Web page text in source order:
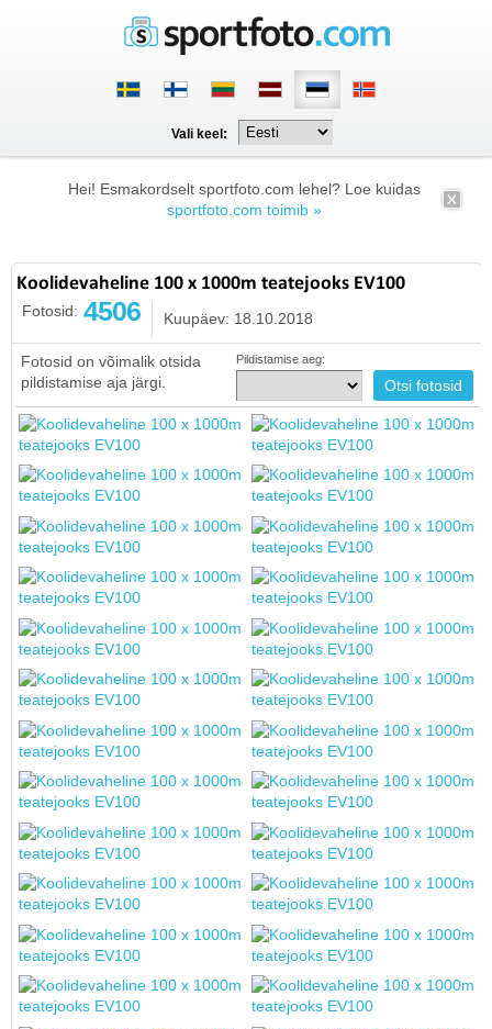
Vali keel:
Hei! Esmakordselt sportfoto.com lehel? Loe kuidas
sportfoto.com toimib »
Koolidevaheline 100 x 1000m teatejooks EV100
Fotosid: 4506 Kuupäev: 18.10.2018
Fotosid on võimalik otsida
pildistamise aja järgi.
Pildistamise aeg: